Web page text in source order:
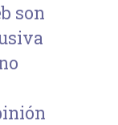
son